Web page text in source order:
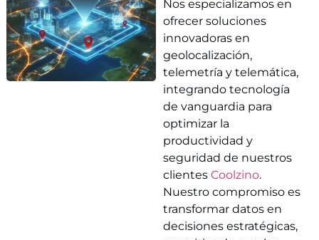
Nos especializamos en
ofrecer soluciones
innovadoras en
geolocalización,
telemetría y telemática,
integrando tecnología
de vanguardia para
optimizar la
productividad y
seguridad de nuestros
clientes Coolzino.
Nuestro compromiso es
transformar datos en
decisiones estratégicas,